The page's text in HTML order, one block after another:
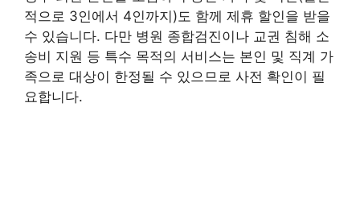
적으로 3인에서 4인까지)도 함께 제휴 할인을 받을
수 있습니다. 다만 병원 종합검진이나 교권 침해 소
송비 지원 등 특수 목적의 서비스는 본인 및 직계 가
족으로 대상이 한정될 수 있으므로 사전 확인이 필
요합니다.